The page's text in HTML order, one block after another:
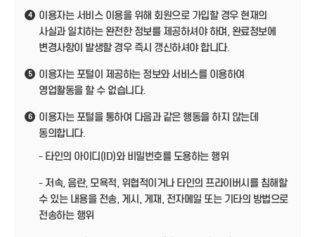
4
이용자는 서비스 이용을 위해 회원으로 가입할 경우 현재의
사실과 일치하는 완전한 정보를 제공하셔야 하며, 완료정보에
변경사항이 발생할 경우 즉시 갱신하셔야 합니다.
5
이용자는 포털이 제공하는 정보와 서비스를 이용하여
영업활동을 할 수 없습니다.
6
이용자는 포털을 통하여 다음과 같은 행동을 하지 않는데
동의합니다.
- 타인의 아이디(ID)와 비밀번호를 도용하는 행위
- 저속, 음란, 모욕적, 위협적이거나 타인의 프라이버시를 침해할
수 있는 내용을 전송, 게시, 게재, 전자메일 또는 기타의 방법으로
전송하는 행위